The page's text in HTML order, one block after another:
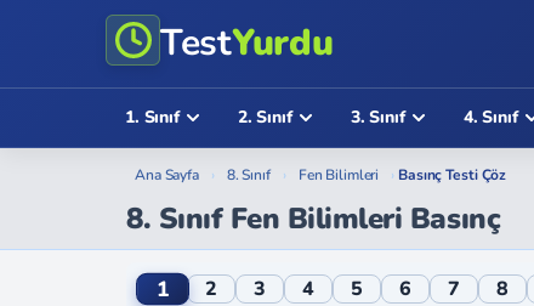
TestYurdu
1. Sınıf 2. Sınıf 3. Sınıf 4. Sınıf
Ana Sayfa › 8. Sınıf › Fen Bilimleri › Basınç Testi Çöz
8. Sınıf Fen Bilimleri Basınç
8. Sınıf Fen Bilimleri Basınç Online Testi
1 2 3 4 5 6 7 8